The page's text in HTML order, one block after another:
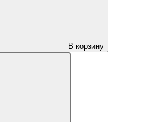
В корзину